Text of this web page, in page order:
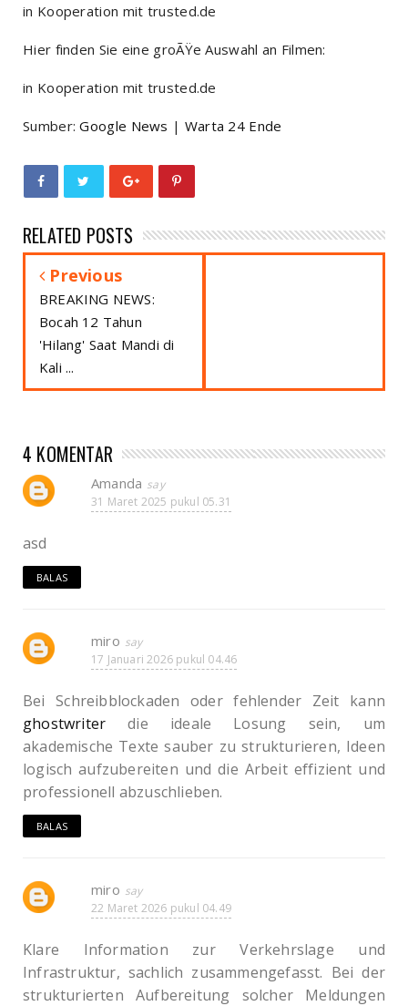
in Kooperation mit trusted.de
Hier finden Sie eine groÃŸe Auswahl an Filmen:
in Kooperation mit trusted.de
Sumber:Google News | Warta 24 Ende
RELATED POSTS
Previous
BREAKING NEWS:
Bocah 12 Tahun
'Hilang' Saat Mandi di
Kali ...
4 KOMENTAR
Amanda
31 Maret 2025 pukul 05.31
asd
BALAS
miro
17 Januari 2026 pukul 04.46
Bei Schreibblockaden oder fehlender Zeit kann
ghostwriter die ideale Losung sein, um
akademische Texte sauber zu strukturieren, Ideen
logisch aufzubereiten und die Arbeit effizient und
professionell abzuschlieben.
BALAS
miro
22 Maret 2026 pukul 04.49
Klare Information zur Verkehrslage und
Infrastruktur, sachlich zusammengefasst. Bei der
strukturierten Aufbereitung solcher Meldungen